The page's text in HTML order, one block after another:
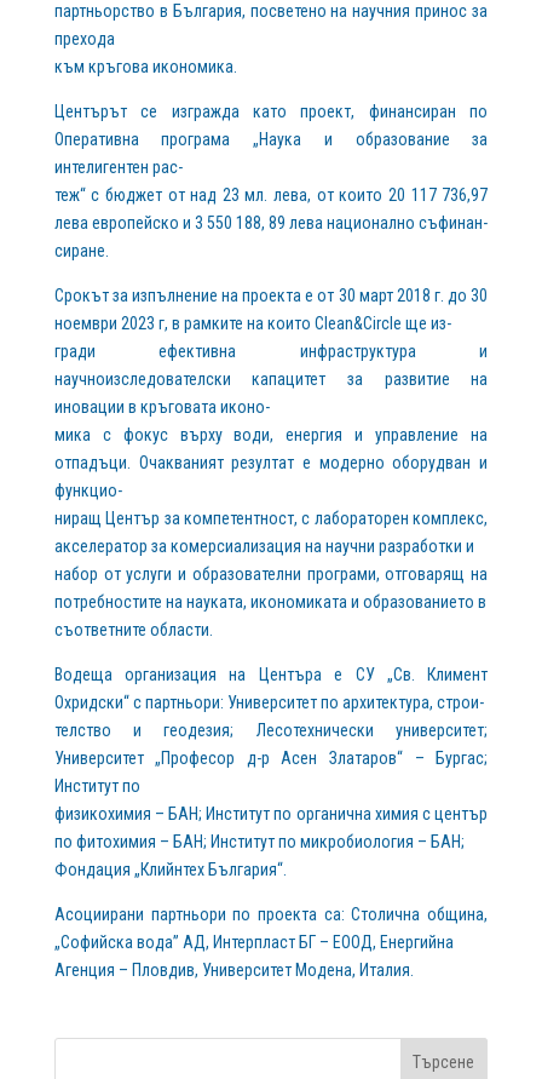
партньорство в България, посветено на научния принос за
прехода
към кръгова икономика.
Центърът се изгражда като проект, финансиран по
Оперативна програма „Наука и образование за
интелигентен рас-
теж“ с бюджет от над 23 мл. лева, от които 20 117 736,97
лева европейско и 3 550 188, 89 лева национално съфинан-
сиране.
Срокът за изпълнение на проекта е от 30 март 2018 г. до 30
ноември 2023 г, в рамките на които Clean&Circle ще из-
гради ефективна инфраструктура и
научноизследователски капацитет за развитие на
иновации в кръговата иконо-
мика с фокус върху води, енергия и управление на
отпадъци. Очакваният резултат е модерно оборудван и
функцио-
ниращ Център за компетентност, с лабораторен комплекс,
акселератор за комерсиализация на научни разработки и
набор от услуги и образователни програми, отговарящ на
потребностите на науката, икономиката и образованието в
съответните области.
Водеща организация на Центъра е СУ „Св. Климент
Охридски“ с партньори: Университет по архитектура, строи-
телство и геодезия; Лесотехнически университет;
Университет „Професор д-р Асен Златаров“ – Бургас;
Институт по
физикохимия – БАН; Институт по органична химия с център
по фитохимия – БАН; Институт по микробиология – БАН;
Фондация „Клийнтех България“.
Асоциирани партньори по проекта са: Столична община,
„Софийска вода” АД, Интерпласт БГ – ЕООД, Енергийна
Агенция – Пловдив, Университет Модена, Италия.